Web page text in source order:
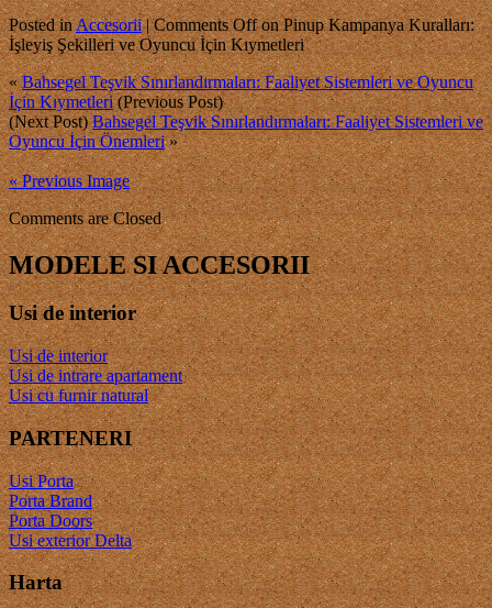
Posted inAccesorii|Comments Offon Pinup Kampanya Kuralları:
İşleyiş Şekilleri ve Oyuncu İçin Kıymetleri
«Bahsegel Teşvik Sınırlandırmaları: Faaliyet Sistemleri ve Oyuncu
İçin Kıymetleri(Previous Post)
(Next Post)Bahsegel Teşvik Sınırlandırmaları: Faaliyet Sistemleri ve
Oyuncu İçin Önemleri»
« Previous Image
Comments are Closed
MODELE SI ACCESORII
Usi de interior
Usi de interior
Usi de intrare apartament
Usi cu furnir natural
PARTENERI
Usi Porta
Porta Brand
Porta Doors
Usi exterior Delta
Harta